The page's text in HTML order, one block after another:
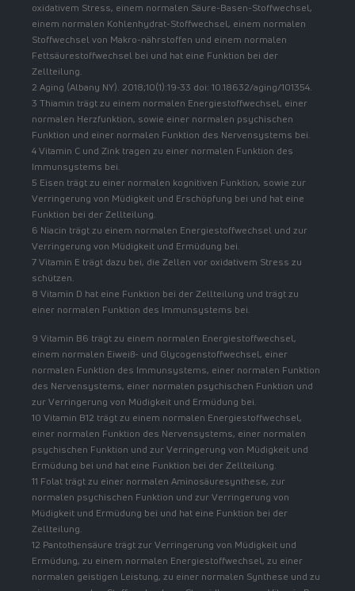
oxidativem Stress, einem normalen Säure-Basen-Stoffwechsel,
einem normalen Kohlenhydrat-Stoffwechsel, einem normalen
Stoffwechsel von Makro-nährstoffen und einem normalen
Fettsäurestoffwechsel bei und hat eine Funktion bei der
Zellteilung.
2 Aging (Albany NY). 2018;10(1):19-33 doi: 10.18632/aging/101354.
3 Thiamin trägt zu einem normalen Energiestoffwechsel, einer
normalen Herzfunktion, sowie einer normalen psychischen
Funktion und einer normalen Funktion des Nervensystems bei.
4 Vitamin C und Zink tragen zu einer normalen Funktion des
Immunsystems bei.
5 Eisen trägt zu einer normalen kognitiven Funktion, sowie zur
Verringerung von Müdigkeit und Erschöpfung bei und hat eine
Funktion bei der Zellteilung.
6 Niacin trägt zu einem normalen Energiestoffwechsel und zur
Verringerung von Müdigkeit und Ermüdung bei.
7 Vitamin E trägt dazu bei, die Zellen vor oxidativem Stress zu
schützen.
8 Vitamin D hat eine Funktion bei der Zellteilung und trägt zu
einer normalen Funktion des Immunsystems bei.
9 Vitamin B6 trägt zu einem normalen Energiestoffwechsel,
einem normalen Eiweiß- und Glycogenstoffwechsel, einer
normalen Funktion des Immunsystems, einer normalen Funktion
des Nervensystems, einer normalen psychischen Funktion und
zur Verringerung von Müdigkeit und Ermüdung bei.
10 Vitamin B12 trägt zu einem normalen Energiestoffwechsel,
einer normalen Funktion des Nervensystems, einer normalen
psychischen Funktion und zur Verringerung von Müdigkeit und
Ermüdung bei und hat eine Funktion bei der Zellteilung.
11 Folat trägt zu einer normalen Aminosäuresynthese, zur
normalen psychischen Funktion und zur Verringerung von
Müdigkeit und Ermüdung bei und hat eine Funktion bei der
Zellteilung.
12 Pantothensäure trägt zur Verringerung von Müdigkeit und
Ermüdung, zu einem normalen Energiestoffwechsel, zu einer
normalen geistigen Leistung, zu einer normalen Synthese und zu